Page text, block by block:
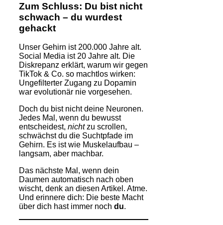
Zum Schluss: Du bist nicht
schwach – du wurdest
gehackt
Unser Gehirn ist 200.000 Jahre alt.
Social Media ist 20 Jahre alt. Die
Diskrepanz erklärt, warum wir gegen
TikTok & Co. so machtlos wirken:
Ungefilterter Zugang zu Dopamin
war evolutionär nie vorgesehen.
Doch du bist nicht deine Neuronen.
Jedes Mal, wenn du bewusst
entscheidest, nichtzu scrollen,
schwächst du die Suchtpfade im
Gehirn. Es ist wie Muskelaufbau –
langsam, aber machbar.
Das nächste Mal, wenn dein
Daumen automatisch nach oben
wischt, denk an diesen Artikel. Atme.
Und erinnere dich: Die beste Macht
über dich hast immer noch du.